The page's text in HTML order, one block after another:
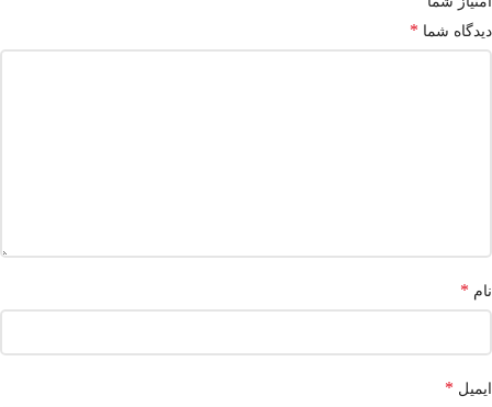
دیدگاه شما *
نام *
ایمیل *